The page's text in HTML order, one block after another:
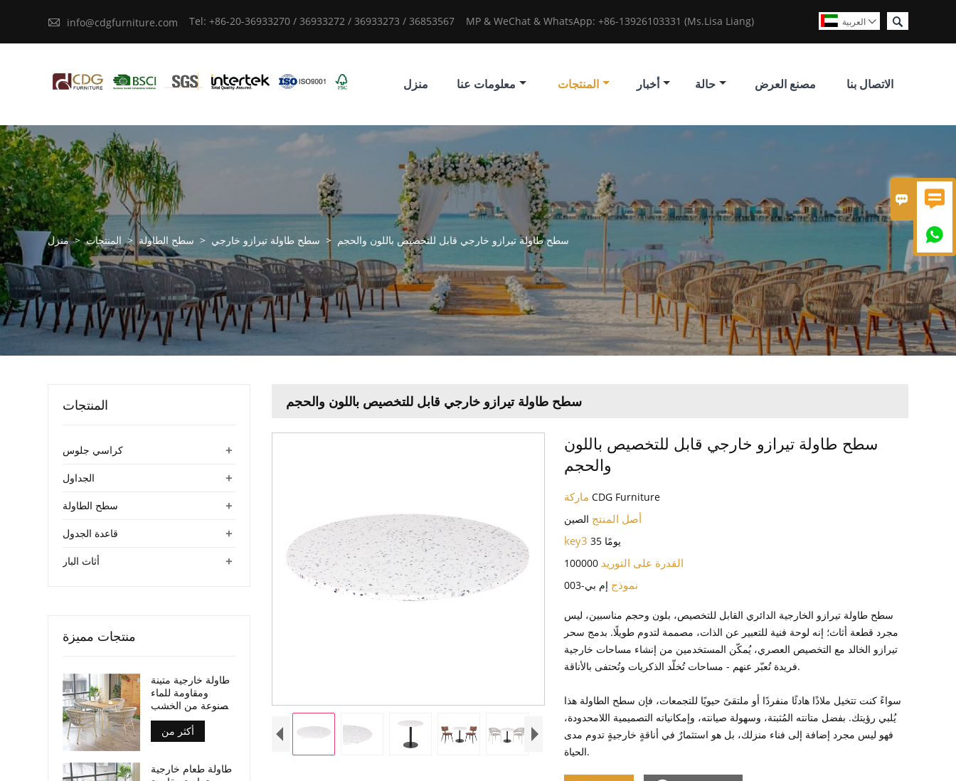
 

 info@cdgfurniture.com Tel: +86-20-36933270 / 36933272 / 36933273 / 36853567 MP & WeChat & WhatsApp: +86-13926103331 (Ms.Lisa Liang)  العربية 
منزل معلومات عنا المنتجات أخبار حالة مصنع العرض الاتصال بنا
منزل > المنتجات > سطح الطاولة > سطح طاولة تيرازو خارجي > سطح طاولة تيرازو خارجي قابل للتخصيص باللون والحجم
سطح طاولة تيرازو خارجي قابل للتخصيص باللون والحجم
سطح طاولة تيرازو خارجي قابل للتخصيص باللون
والحجم
ماركةCDG Furniture
أصل المنتج الصين
key3 35 يومًا
القدرة على التوريد 100000
نموذج إم بي-003
سطح طاولة تيرازو الخارجية الدائري القابل للتخصيص، بلون وحجم مناسبين، ليس
مجرد قطعة أثاث؛ إنه لوحة فنية للتعبير عن الذات، مصممة لتدوم طويلًا. بدمج سحر
تيرازو الخالد مع التخصيص العصري، يُمكّن المستخدمين من إنشاء مساحات خارجية
فريدة تُعبّر عنهم - مساحات تُخلّد الذكريات وتُحتفى بالأناقة.
سواءً كنت تتخيل ملاذًا هادئًا منفردًا أو ملتقىً حيويًا للتجمعات، فإن سطح الطاولة هذا
يُلبي رؤيتك. بفضل متانته المُثبتة، وسهولة صيانته، وإمكانياته التصميمية اللامحدودة،
فهو ليس مجرد إضافة إلى فناء منزلك، بل هو استثمارٌ في أناقةٍ خارجيةٍ تدوم مدى
الحياة.
المنتجات
+ كراسي جلوس
+ الجداول
+ سطح الطاولة
+ قاعدة الجدول
+ أثاث البار
منتجات مميزة
طاولة خارجية متينة
ومقاومة للماء
مصنوعة من الخشب
الرقائقي، بأرجل من
الألومنيوم، مناسبة
أكثر من
طاولة طعام خارجية